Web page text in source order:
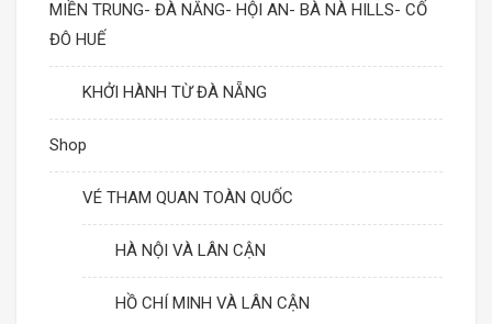
MIỀN TRUNG- ĐÀ NẴNG- HỘI AN- BÀ NÀ HILLS- CỐ
ĐÔ HUẾ
KHỞI HÀNH TỪ ĐÀ NẴNG
Shop
VÉ THAM QUAN TOÀN QUỐC
HÀ NỘI VÀ LÂN CẬN
HỒ CHÍ MINH VÀ LÂN CẬN